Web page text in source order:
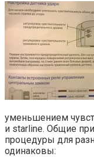
уменьшением
и starline. Общие
процедуры для
одинаковы: